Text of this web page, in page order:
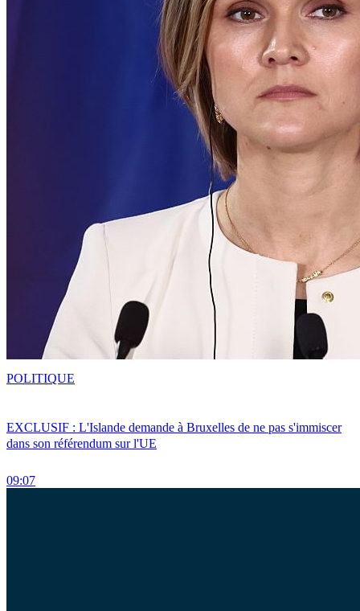
EXCLUSIF : L'Islande demande à Bruxelles de ne pas s'immiscer
dans son référendum sur l'UE
09:07
POLITIQUE